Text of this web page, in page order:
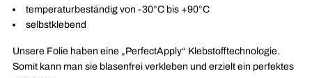
temperaturbeständig von -30°C bis +90°C
selbstklebend
Unsere Folie haben eine „PerfectApply“ Klebstofftechnologie.
Somit kann man sie blasenfrei verkleben und erzielt ein perfektes